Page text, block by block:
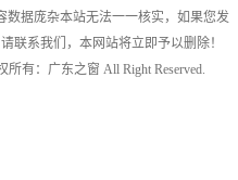
据庞杂本站无法一一核实，如果您发
联系我们，本网站将立即予以删除！
所有：广东之窗 All Right Reserved.